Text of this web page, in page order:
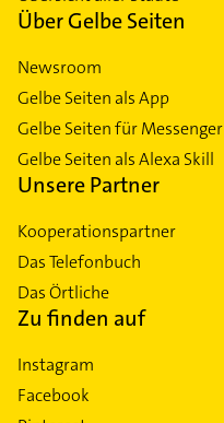
Über Gelbe Seiten
Newsroom
Gelbe Seiten als App
Gelbe Seiten für Messenger
Gelbe Seiten als Alexa Skill
Unsere Partner
Kooperationspartner
Das Telefonbuch
Das Örtliche
Zu finden auf
Instagram
Facebook